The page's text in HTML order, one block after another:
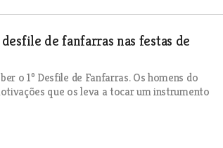
de fanfarras nas festas de
o 1º Desfile de Fanfarras. Os homens do
que os leva a tocar um instrumento